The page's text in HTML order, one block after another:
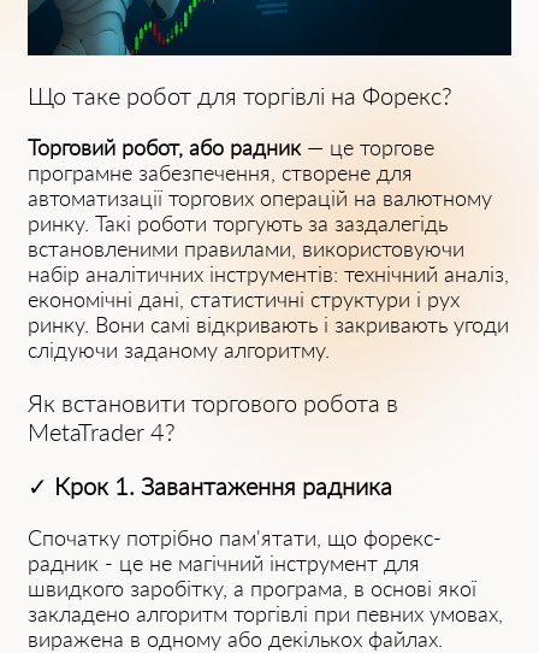
Що таке робот для торгівлі на Форекс?
Торговий робот, або радник — це торгове
програмне забезпечення, створене для
автоматизації торгових операцій на валютному
ринку. Такі роботи торгують за заздалегідь
встановленими правилами, використовуючи
набір аналітичних інструментів: технічний аналіз,
економічні дані, статистичні структури і рух
ринку. Вони самі відкривають і закривають угоди
слідуючи заданому алгоритму.
Як встановити торгового робота в
MetaTrader 4?
✓ Крок 1. Завантаження радника
Спочатку потрібно пам'ятати, що форекс-
радник - це не магічний інструмент для
швидкого заробітку, а програма, в основі якої
закладено алгоритм торгівлі при певних умовах,
виражена в одному або декількох файлах.